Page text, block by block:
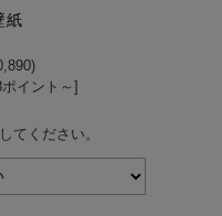
紙
イント～]
てください。